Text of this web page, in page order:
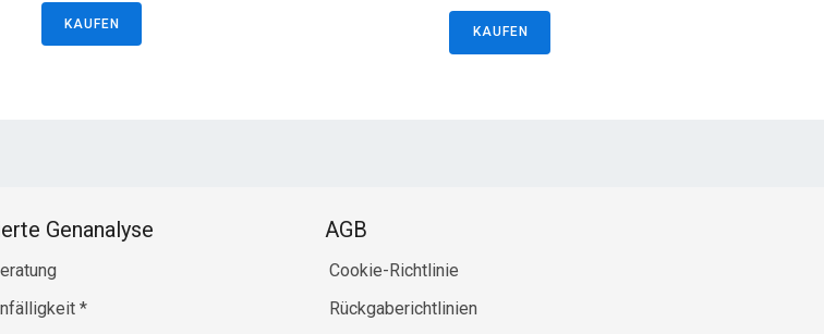
KAUFEN
KAUFEN
Genanalyse
*
AGB
Cookie-Richtlinie
Rückgaberichtlinien